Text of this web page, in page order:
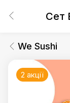
Сет
We Sushi
2 акції